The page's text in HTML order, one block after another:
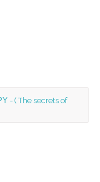
( The secrets of